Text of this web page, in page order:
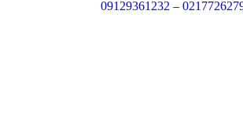
–
09129361232